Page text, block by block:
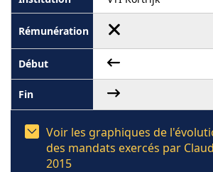
Voir les graphiques de
des mandats exercés par
2015